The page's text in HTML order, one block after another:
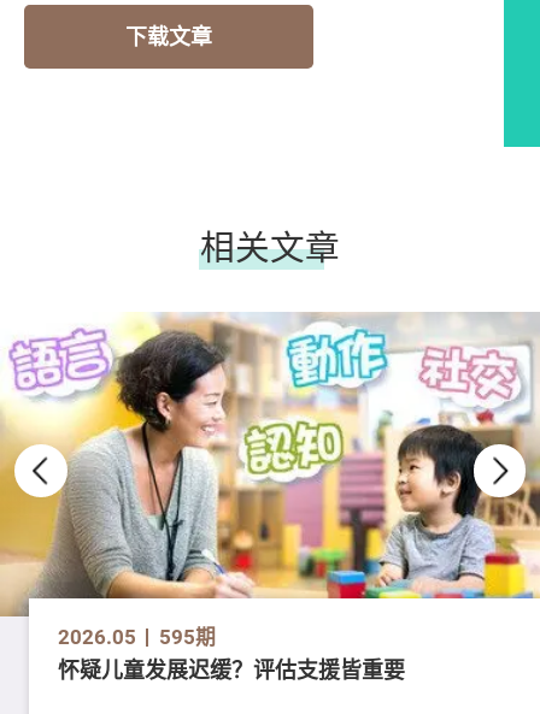
下载文章
相关文章
2026.05 595期
怀疑儿童发展迟缓？评估支援皆重要